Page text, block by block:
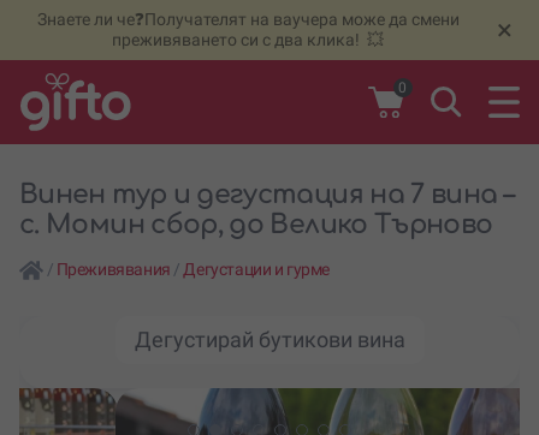
Знаете ли че❓Получателят на ваучера може да смени
преживяването си с два клика! 💥
×
0
Винен тур и дегустация на 7 вина –
с. Момин сбор, до Велико Търново
/ Преживявания / Дегустации и гурме
Дегустирай бутикови вина